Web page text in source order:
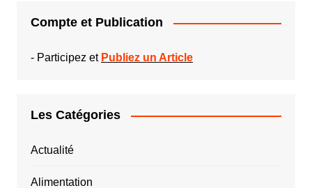
Compte et Publication
- Participez et Publiez un Article
Les Catégories
Actualité
Alimentation